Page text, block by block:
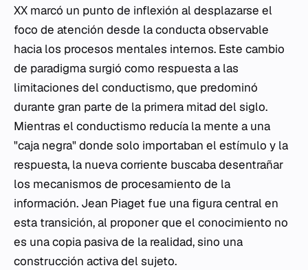
XX marcó un punto de inflexión al desplazarse el
foco de atención desde la conducta observable
hacia los procesos mentales internos. Este cambio
de paradigma surgió como respuesta a las
limitaciones del conductismo, que predominó
durante gran parte de la primera mitad del siglo.
Mientras el conductismo reducía la mente a una
"caja negra" donde solo importaban el estímulo y la
respuesta, la nueva corriente buscaba desentrañar
los mecanismos de procesamiento de la
información. Jean Piaget fue una figura central en
esta transición, al proponer que el conocimiento no
es una copia pasiva de la realidad, sino una
construcción activa del sujeto.